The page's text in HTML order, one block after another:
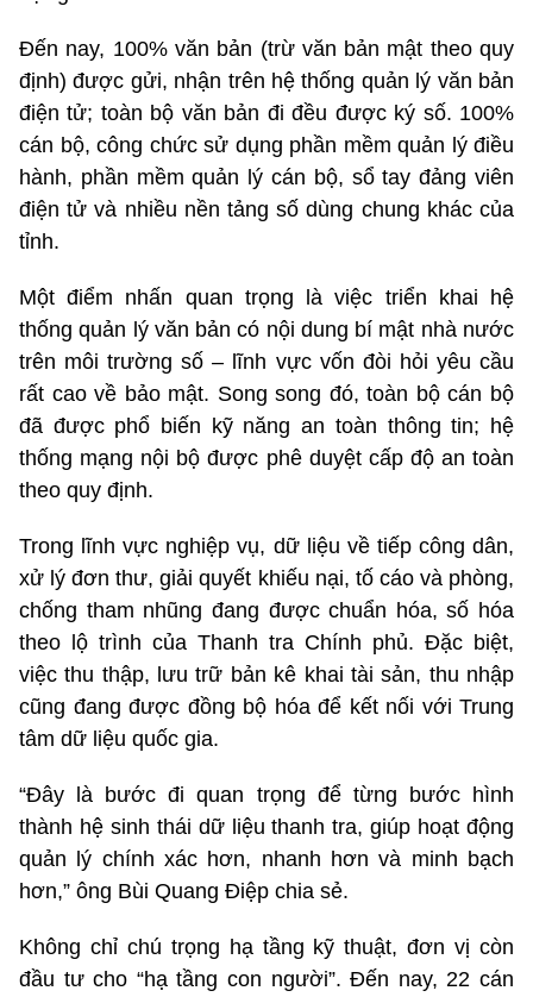
Đến nay, 100% văn bản (trừ văn bản mật theo quy
định) được gửi, nhận trên hệ thống quản lý văn bản
điện tử; toàn bộ văn bản đi đều được ký số. 100%
cán bộ, công chức sử dụng phần mềm quản lý điều
hành, phần mềm quản lý cán bộ, sổ tay đảng viên
điện tử và nhiều nền tảng số dùng chung khác của
tỉnh.
Một điểm nhấn quan trọng là việc triển khai hệ
thống quản lý văn bản có nội dung bí mật nhà nước
trên môi trường số – lĩnh vực vốn đòi hỏi yêu cầu
rất cao về bảo mật. Song song đó, toàn bộ cán bộ
đã được phổ biến kỹ năng an toàn thông tin; hệ
thống mạng nội bộ được phê duyệt cấp độ an toàn
theo quy định.
Trong lĩnh vực nghiệp vụ, dữ liệu về tiếp công dân,
xử lý đơn thư, giải quyết khiếu nại, tố cáo và phòng,
chống tham nhũng đang được chuẩn hóa, số hóa
theo lộ trình của Thanh tra Chính phủ. Đặc biệt,
việc thu thập, lưu trữ bản kê khai tài sản, thu nhập
cũng đang được đồng bộ hóa để kết nối với Trung
tâm dữ liệu quốc gia.
“Đây là bước đi quan trọng để từng bước hình
thành hệ sinh thái dữ liệu thanh tra, giúp hoạt động
quản lý chính xác hơn, nhanh hơn và minh bạch
hơn,” ông Bùi Quang Điệp chia sẻ.
Không chỉ chú trọng hạ tầng kỹ thuật, đơn vị còn
đầu tư cho “hạ tầng con người”. Đến nay, 22 cán